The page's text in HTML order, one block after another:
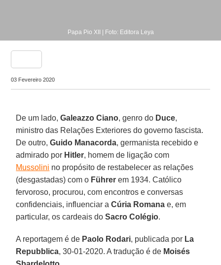
Papa Pio XII | Foto: Editora Leya
03 Fevereiro 2020
De um lado,Galeazzo Ciano, genro do Duce,
ministro das Relações Exteriores do governo fascista.
De outro,Guido Manacorda, germanista recebido e
admirado por Hitler, homem de ligação com
Mussolini no propósito de restabelecer as relações
(desgastadas) com o Führer em 1934. Católico
fervoroso, procurou, com encontros e conversas
confidenciais, influenciar aCúria Romana e, em
particular, os cardeais doSacro Colégio.
A reportagem é de Paolo Rodari, publicada por La
Repubblica, 30-01-2020. A tradução é de Moisés